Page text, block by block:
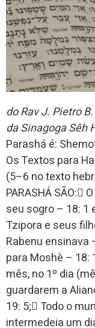
do Rav J. Pietro
da Sinagoga Sêh
Parashá é:
Os Textos para
(5–6 no texto
PARASHÁ SÃO:
seu sogro – 18: 1
Tzipora e seus
Rabenu ensinava
para Moshè – 18:
mês, no 1º dia
guardarem a
19: 5; Todo o
intermedeia um